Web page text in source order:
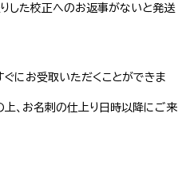
した校正へのお返事がないと発送
にお受取いただくことができま
、お名刺の仕上り日時以降にご来